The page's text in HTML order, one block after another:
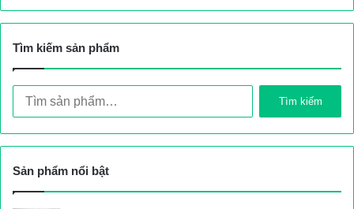
Tìm kiếm sản phẩm
kiếm:
Tìm kiếm
Sản phẩm nổi bật